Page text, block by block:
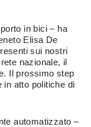
in bici – ha
Elisa De
sui nostri
nazionale, il
Il prossimo step
in atto politiche di
automatizzato –